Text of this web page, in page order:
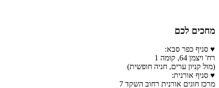
מחכים לכם
♥ סניף כפר סבא:
רח' ויצמן 64, קומה 1
(מול קניון ערים, חניה חופשית)
♥ סניף אורנית:
מרכז חוגים אורנית רחוב השקד 7